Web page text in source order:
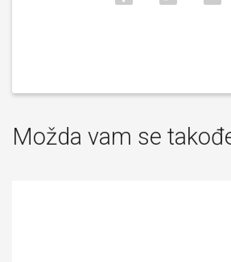
Možda vam se